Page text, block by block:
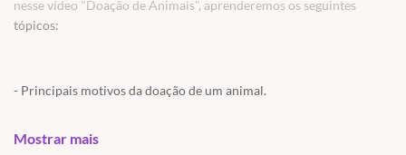
nesse vídeo "Doação de Animais", aprenderemos os seguintes
tópicos:
- Principais motivos da doação de um animal.
Mostrar mais